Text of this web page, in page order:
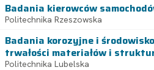
Badania kierowców
Politechnika Rzeszowska
Badania korozyjne i
trwałości materiałów i
Politechnika Lubelska